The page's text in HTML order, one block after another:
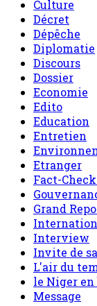
Culture
Décret
Dépêche
Diplomatie
Discours
Dossier
Economie
Edito
Education
Entretien
Etranger
Fact-
Grand
Interview
Invite de
L'air du
le Niger
Message